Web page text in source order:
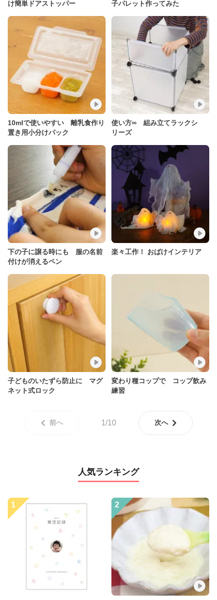
け簡単ドアストッパー 子パレット作ってみた
10mlで使いやすい 離乳食作り
置き用小分けパック
使い方∞ 組み立てラックシ
リーズ
下の子に譲る時にも 服の名前
付けが消えるペン
楽々工作！ おばけインテリア
子どものいたずら防止に マグ
ネット式ロック
変わり種コップで コップ飲み
練習
前へ 1/10 次へ
人気ランキング
1 2